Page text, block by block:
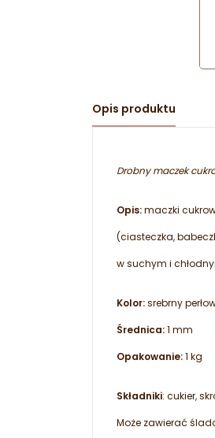
Opis produktu
Drobny maczek
Opis:maczki
(ciasteczka,
w suchym i
Kolor:srebrny
Średnica:1 mm
Opakowanie:1 kg
Składniki: cukier,
Może zawierać